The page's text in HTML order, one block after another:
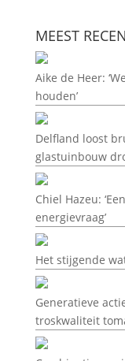
MEEST
Aike de Heer:
houden’
Delfland loost
glastuinbouw
Chiel Hazeu:
energievraag’
Het stijgende
Generatieve
troskwaliteit